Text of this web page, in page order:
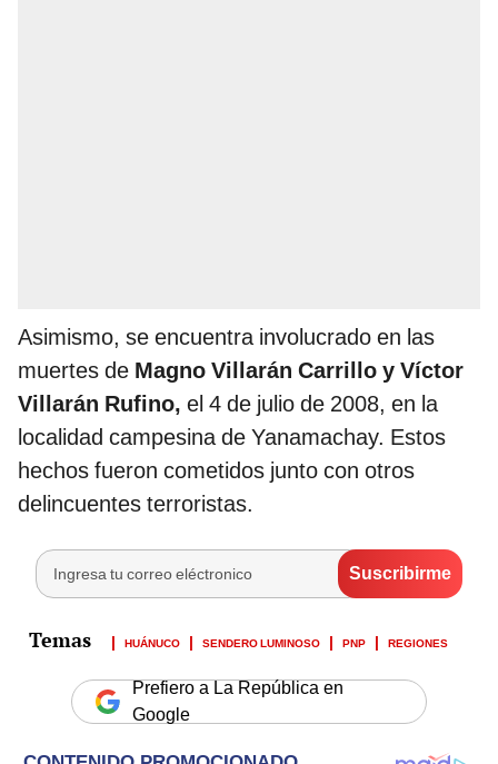
Asimismo, se encuentra involucrado en las
muertes de Magno Villarán Carrillo y Víctor
Villarán Rufino, el 4 de julio de 2008, en la
localidad campesina de Yanamachay. Estos
hechos fueron cometidos junto con otros
delincuentes terroristas.
HUÁNUCO SENDERO LUMINOSO PNP REGIONES
Prefiero a La República en
Google